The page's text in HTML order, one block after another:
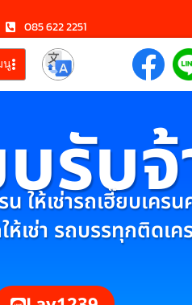
085 622 2251
นู
รับ
ให้เช่ารถเฮี๊ยบเครน
ห้เช่า รถบรรทุกติดเค